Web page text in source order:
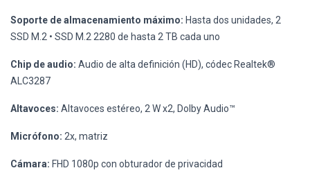
Soporte de almacenamiento máximo: Hasta dos unidades, 2
SSD M.2 • SSD M.2 2280 de hasta 2 TB cada uno
Chip de audio: Audio de alta definición (HD), códec Realtek®
ALC3287
Altavoces: Altavoces estéreo, 2 W x2, Dolby Audio™
Micrófono: 2x, matriz
Cámara: FHD 1080p con obturador de privacidad